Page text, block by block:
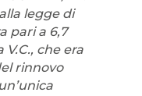
legge di
pari a 6,7
che era
rinnovo